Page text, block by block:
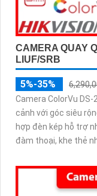
CAMERA QUAY
LIUF/SRB
5%-35%
Camera ColorVu DS-
cảnh với góc siêu
hợp đèn kép hỗ trợ nhìn rõ ban
đàm thoại, khe thẻ
thông minh